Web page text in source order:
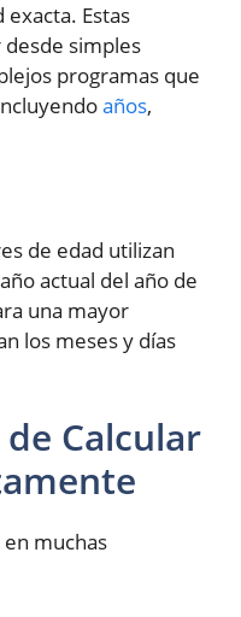
exacta. Estas
simples
programas que
años,
de edad utilizan
actual del año de
una mayor
los meses y días
Calcular
muchas